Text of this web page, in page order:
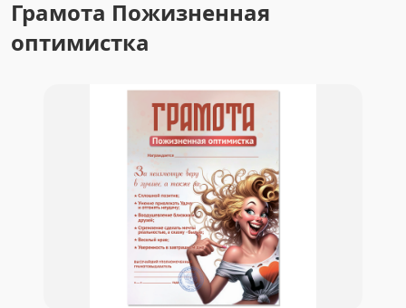
Грамота Пожизненная
оптимистка